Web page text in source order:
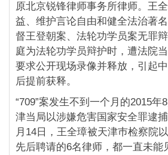
原北京锐锋律师事务所律师。王
益、维护言论自由和健全法治著
督王登朝案、法轮功学员案无罪
庭为法轮功学员辩护时，遭法院
要求公开现场录像并释放，引起
后提前获释。
“709”案发生不到一个月的2015
津当局以涉嫌危害国家安全罪逮
月14日，王全璋被天津巿检察院
先后聘请的6名律师，都一直未